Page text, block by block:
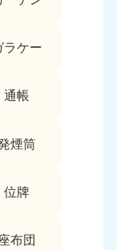
ラケー
通帳
煙筒
位牌
布団